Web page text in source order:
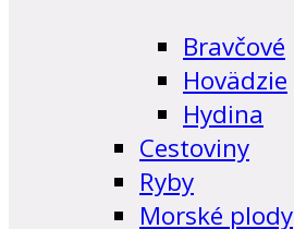
Bravčové
Hovädzie
Hydina
Cestoviny
Ryby
Morské plody